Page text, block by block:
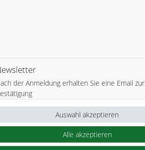
der Anmeldung erhalten Sie eine Email zur
Hiermit bestätige ich, dass ich dieDaten­schutz­erklärung
Meine Einwilligung kann ich jederzeit widerrufen.**
Alle akzeptieren
Auswahl akzeptieren